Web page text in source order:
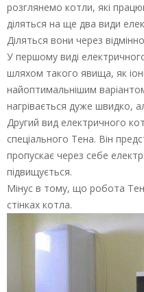
розглянемо котли, які
діляться на ще два види
Діляться вони через
У першому виді
шляхом такого явища, як
найоптимальнішим
нагрівається дуже швидко,
Другий вид електричного
спеціального Тена. Він
пропускає через себе
підвищується.
Мінус в тому, що робота
стінках котла.